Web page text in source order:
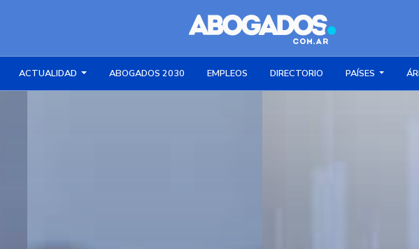
ACTUALIDAD ABOGADOS 2030 EMPLEOS DIRECTORIO PAÍSES